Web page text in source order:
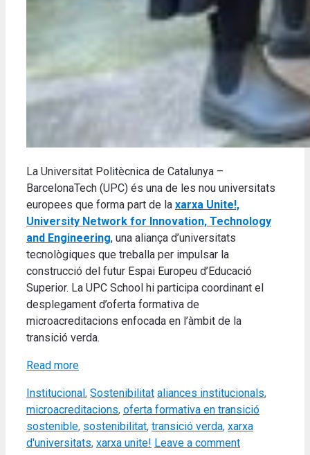
La Universitat Politècnica de Catalunya –
BarcelonaTech (UPC) és una de les nou universitats
europees que forma part de la xarxa Unite!,
University Network for Innovation, Technology
and Engineering, una aliança d’universitats
tecnològiques que treballa per impulsar la
construcció del futur Espai Europeu d’Educació
Superior. La UPC School hi participa coordinant el
desplegament d’oferta formativa de
microacreditacions enfocada en l’àmbit de la
transició verda.
Read more
Categories
Institucional , Sostenibilitat Tags
aliances institucionals,
microacreditacions, oferta formativa en transició
sostenible, sostenibilitat, transició verda, xarxa
d'universitats, xarxa unite! Leave a comment